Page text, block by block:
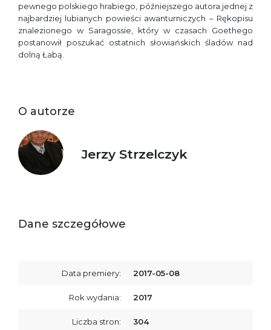
pewnego polskiego hrabiego, późniejszego autora jednej z
najbardziej lubianych powieści awanturniczych – Rękopisu
znalezionego w Saragossie, który w czasach Goethego
postanowił poszukać ostatnich słowiańskich śladów nad
dolną Łabą.
O autorze
Jerzy Strzelczyk
Dane szczegółowe
Data premiery: 2017-05-08
Rok wydania: 2017
Liczba stron: 304